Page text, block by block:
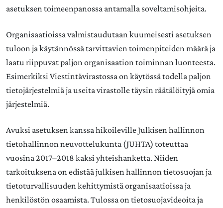
asetuksen toimeenpanossa antamalla soveltamisohjeita.
Organisaatioissa valmistaudutaan kuumeisesti asetuksen
tuloon ja käytännössä tarvittavien toimenpiteiden määrä ja
laatu riippuvat paljon organisaation toiminnan luonteesta.
Esimerkiksi Viestintävirastossa on käytössä todella paljon
tietojärjestelmiä ja useita virastolle täysin räätälöityjä omia
järjestelmiä.
Avuksi asetuksen kanssa hikoileville Julkisen hallinnon
tietohallinnon neuvottelukunta (JUHTA) toteuttaa
vuosina 2017–2018 kaksi yhteishanketta. Niiden
tarkoituksena on edistää julkisen hallinnon tietosuojan ja
tietoturvallisuuden kehittymistä organisaatioissa ja
henkilöstön osaamista. Tulossa on tietosuojavideoita ja